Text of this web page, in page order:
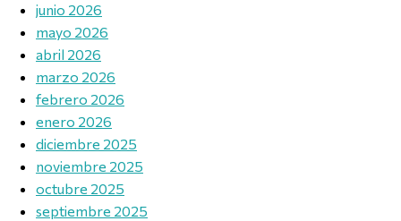
junio 2026
mayo 2026
abril 2026
marzo 2026
febrero 2026
enero 2026
diciembre 2025
noviembre 2025
octubre 2025
septiembre 2025